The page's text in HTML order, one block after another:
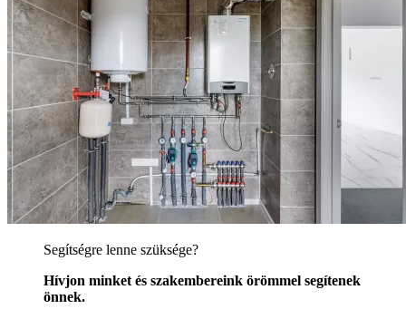
Segítségre lenne szüksége?
Hívjon minket és szakembereink örömmel segítenek
önnek.